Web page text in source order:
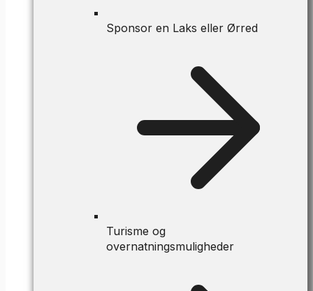
Sponsor en Laks eller Ørred
Turisme og
overnatningsmuligheder